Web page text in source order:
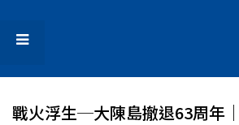
戰火浮生─大陳島撤退63周年